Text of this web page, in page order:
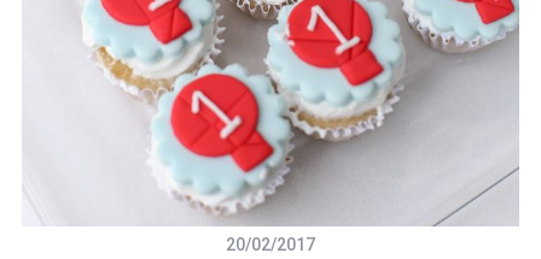
20/02/2017